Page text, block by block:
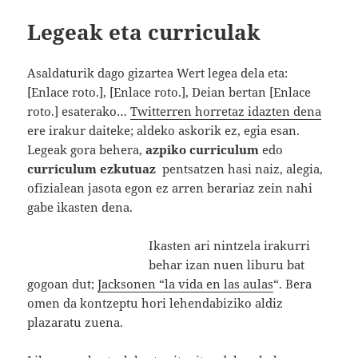
Legeak eta curriculak
Asaldaturik dago gizartea Wert legea dela eta:
[Enlace roto.], [Enlace roto.], Deian bertan [Enlace
roto.] esaterako…Twitterren horretaz idazten dena
ere irakur daiteke; aldeko askorik ez, egia esan.
Legeak gora behera,azpiko curriculum edo
curriculum ezkutuaz pentsatzen hasi naiz, alegia,
ofizialean jasota egon ez arren berariaz zein nahi
gabe ikasten dena.
Ikasten ari nintzela irakurri
behar izan nuen liburu bat
gogoan dut;Jacksonen “la vida en las aulas“. Bera
omen da kontzeptu hori lehendabiziko aldiz
plazaratu zuena.